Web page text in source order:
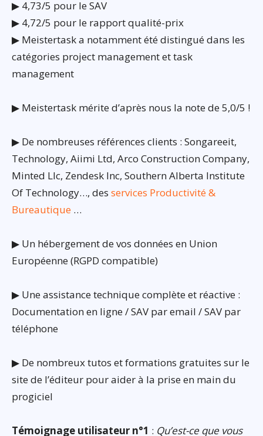
▶ 4,73/5 pour le SAV
▶ 4,72/5 pour le rapport qualité-prix
▶ Meistertask a notamment été distingué dans les
catégories project management et task
management
▶ Meistertask mérite d’après nous la note de 5,0/5 !
▶ De nombreuses références clients : Songareeit,
Technology, Aiimi Ltd, Arco Construction Company,
Minted Llc, Zendesk Inc, Southern Alberta Institute
Of Technology…, des services Productivité &
Bureautique …
▶ Un hébergement de vos données en Union
Européenne (RGPD compatible)
▶ Une assistance technique complète et réactive :
Documentation en ligne / SAV par email / SAV par
téléphone
▶ De nombreux tutos et formations gratuites sur le
site de l’éditeur pour aider à la prise en main du
progiciel
Témoignage utilisateur n°1 : Qu’est-ce que vous